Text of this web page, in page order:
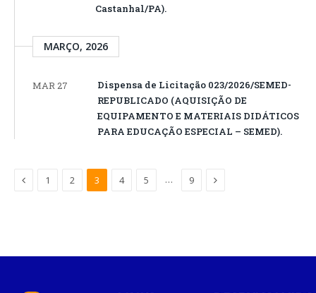
Castanhal/PA).
MARÇO, 2026
MAR 27
Dispensa de Licitação 023/2026/SEMED-
REPUBLICADO (AQUISIÇÃO DE
EQUIPAMENTO E MATERIAIS DIDÁTICOS
PARA EDUCAÇÃO ESPECIAL – SEMED).
Anterior
1 2 3 4 5 … 9 Próximo